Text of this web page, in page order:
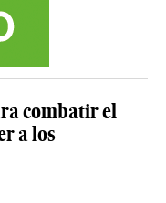
combatir el
a los